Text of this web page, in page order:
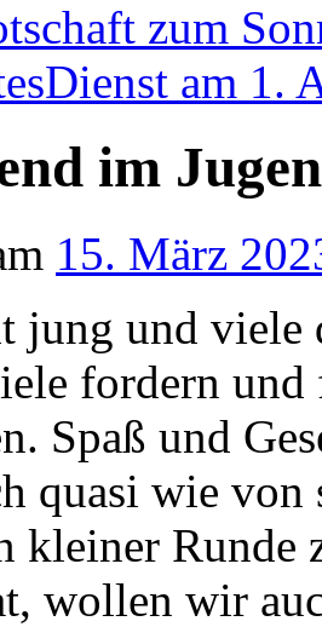
zum
am 1.
im
15. März
jung und viele
fordern und
Spaß und
quasi wie
kleiner Runde
wollen wir